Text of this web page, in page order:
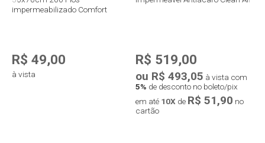
Impermeabilizado Comfort
R$ 49,00
à vista
R$ 519,00
ou R$ 493,05 à vista com
5% de desconto no boleto/pix
em até 10X de R$ 51,90 no
cartão